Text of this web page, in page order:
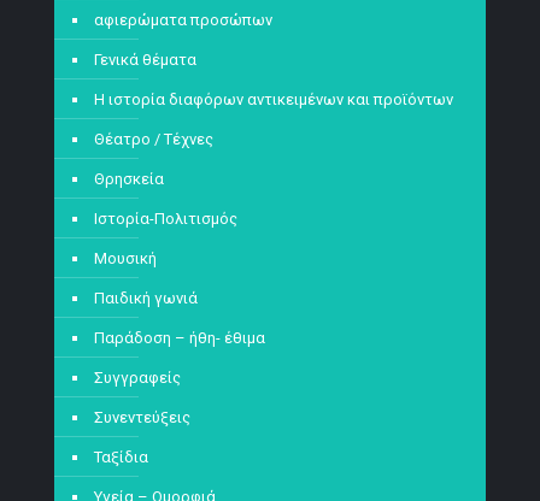
αφιερώματα προσώπων
Γενικά θέματα
Η ιστορία διαφόρων αντικειμένων και προϊόντων
Θέατρο / Τέχνες
Θρησκεία
Ιστορία-Πολιτισμός
Μουσική
Παιδική γωνιά
Παράδοση – ήθη- έθιμα
Συγγραφείς
Συνεντεύξεις
Ταξίδια
Υγεία – Ομορφιά